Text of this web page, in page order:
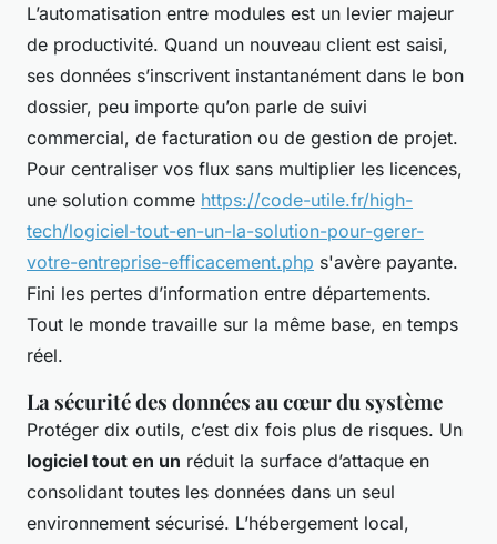
L’automatisation entre modules est un levier majeur
de productivité. Quand un nouveau client est saisi,
ses données s’inscrivent instantanément dans le bon
dossier, peu importe qu’on parle de suivi
commercial, de facturation ou de gestion de projet.
Pour centraliser vos flux sans multiplier les licences,
une solution comme https://code-utile.fr/high-
tech/logiciel-tout-en-un-la-solution-pour-gerer-
votre-entreprise-efficacement.php s'avère payante.
Fini les pertes d’information entre départements.
Tout le monde travaille sur la même base, en temps
réel.
La sécurité des données au cœur du système
Protéger dix outils, c’est dix fois plus de risques. Un
logiciel tout en un réduit la surface d’attaque en
consolidant toutes les données dans un seul
environnement sécurisé. L’hébergement local,